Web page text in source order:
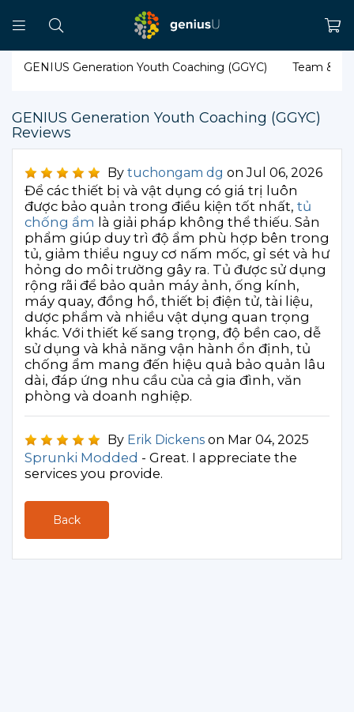
GENIUS Generation Youth Coaching (GGYC) Team &
GENIUS Generation Youth Coaching (GGYC)
Reviews
By tuchongam dg on Jul 06, 2026
Để các thiết bị và vật dụng có giá trị luôn
được bảo quản trong điều kiện tốt nhất, tủ
chống ẩm là giải pháp không thể thiếu. Sản
phẩm giúp duy trì độ ẩm phù hợp bên trong
tủ, giảm thiểu nguy cơ nấm mốc, gỉ sét và hư
hỏng do môi trường gây ra. Tủ được sử dụng
rộng rãi để bảo quản máy ảnh, ống kính,
máy quay, đồng hồ, thiết bị điện tử, tài liệu,
dược phẩm và nhiều vật dụng quan trọng
khác. Với thiết kế sang trọng, độ bền cao, dễ
sử dụng và khả năng vận hành ổn định, tủ
chống ẩm mang đến hiệu quả bảo quản lâu
dài, đáp ứng nhu cầu của cả gia đình, văn
phòng và doanh nghiệp.
By Erik Dickens on Mar 04, 2025
Sprunki Modded - Great. I appreciate the
services you provide.
Back